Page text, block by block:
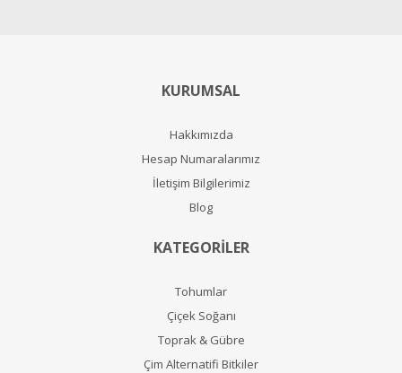
KURUMSAL
Hakkımızda
Hesap Numaralarımız
İletişim Bilgilerimiz
Blog
KATEGORİLER
Tohumlar
Çiçek Soğanı
Toprak & Gübre
Çim Alternatifi Bitkiler